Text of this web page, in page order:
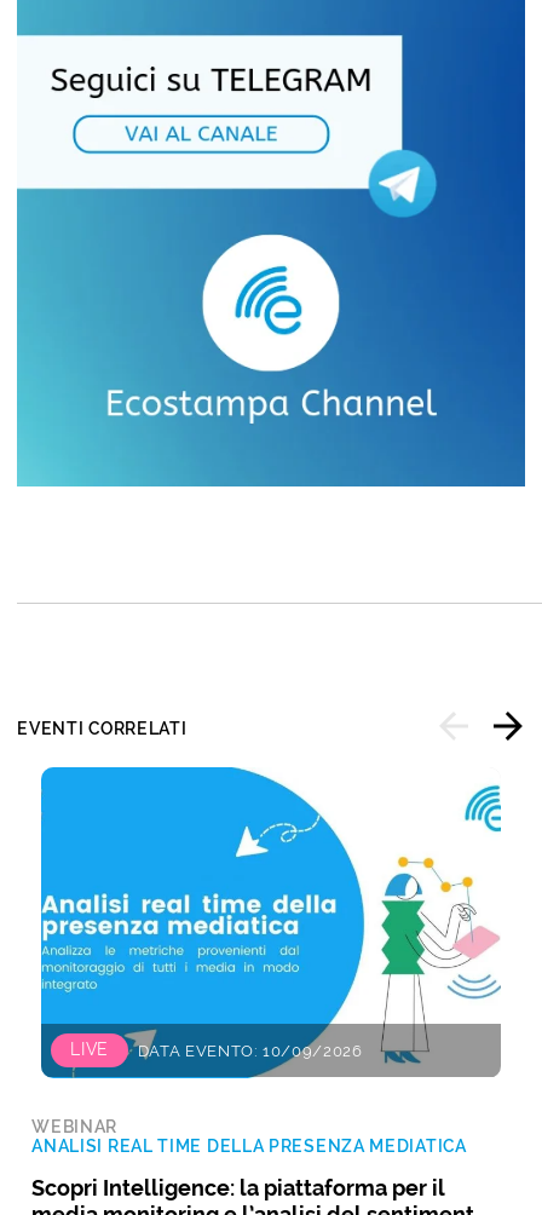
EVENTI CORRELATI
LIVE DATA EVENTO: 10/09/2026
WEBINAR
ANALISI REAL TIME DELLA PRESENZA MEDIATICA
Scopri Intelligence: la piattaforma per il